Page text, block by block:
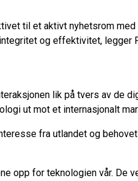
til et aktivt nyhetsrom med
og effektivitet, legger
lik på tvers av de
ut mot et internasjonalt
fra utlandet og
opp for teknologien vår. De